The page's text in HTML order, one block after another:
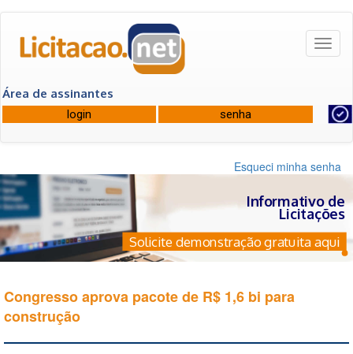
Área de assinantes
Esqueci minha senha
Informativo de
Licitações
Solicite demonstração gratuita aqui
Congresso aprova pacote de R$ 1,6 bi para
construção